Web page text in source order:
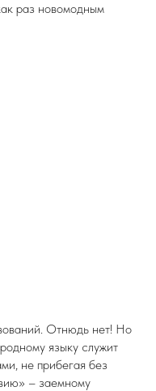
раз новомодным
Отнюдь нет! Но
языку служит
не прибегая без
– заемному